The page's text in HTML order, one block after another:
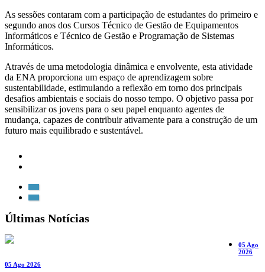
As sessões contaram com a participação de estudantes do primeiro e
segundo anos dos Cursos Técnico de Gestão de Equipamentos
Informáticos e Técnico de Gestão e Programação de Sistemas
Informáticos.
Através de uma metodologia dinâmica e envolvente, esta atividade
da ENA proporciona um espaço de aprendizagem sobre
sustentabilidade, estimulando a reflexão em torno dos principais
desafios ambientais e sociais do nosso tempo. O objetivo passa por
sensibilizar os jovens para o seu papel enquanto agentes de
mudança, capazes de contribuir ativamente para a construção de um
futuro mais equilibrado e sustentável.
Últimas Notícias
05 Ago 2026
05 Ago
2026